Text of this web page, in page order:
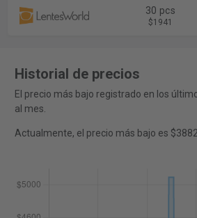
30 pcs
$1941
Historial de precios
El precio más bajo registrado en los
al mes.
Actualmente, el precio más bajo es